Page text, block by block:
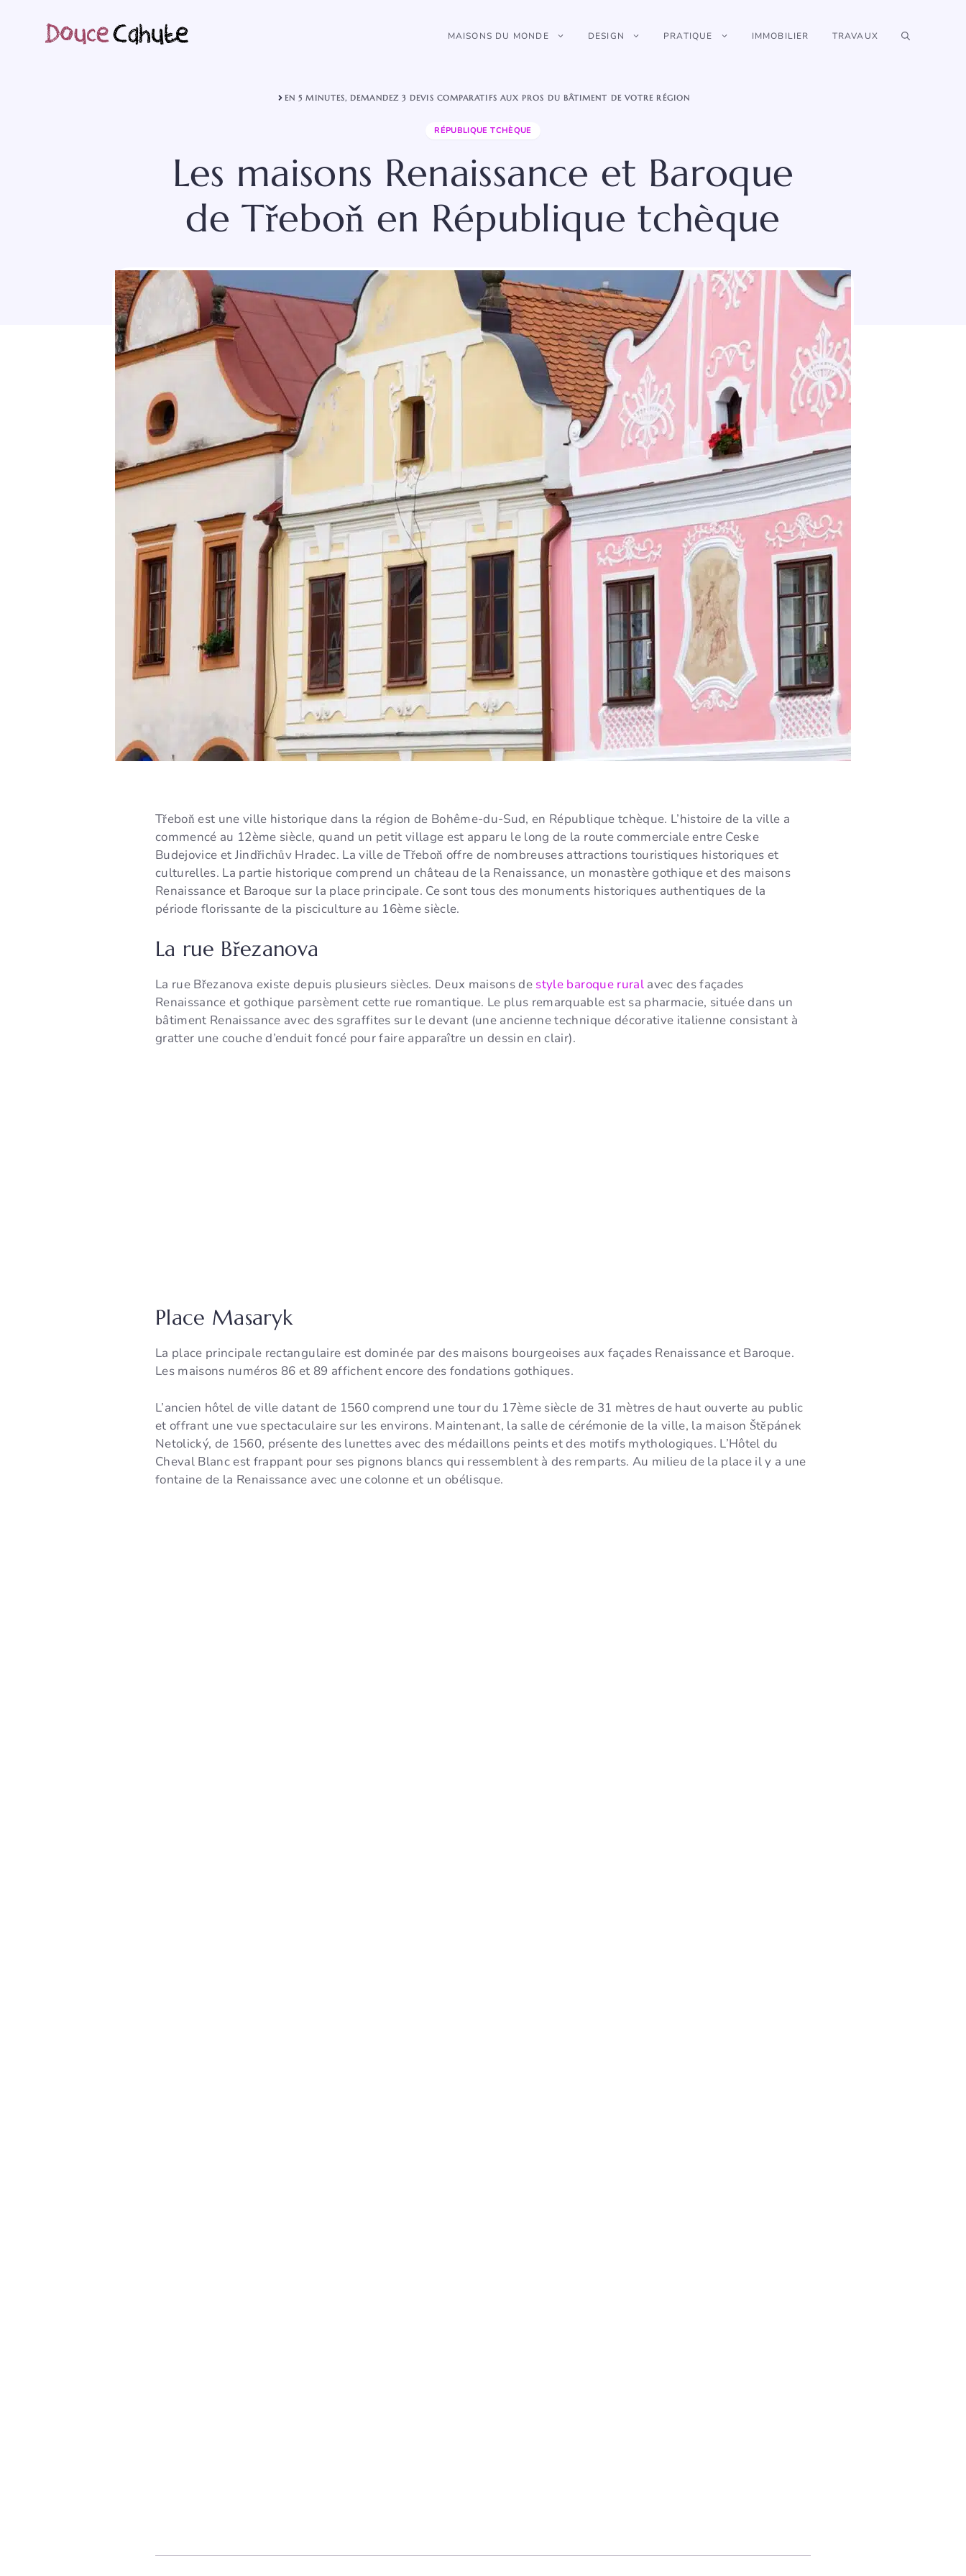
contenu
MAISONS DU MONDE DESIGN PRATIQUE IMMOBILIER TRAVAUX
EN 5 MINUTES, DEMANDEZ 3 DEVIS COMPARATIFS AUX PROS DU BÂTIMENT DE VOTRE RÉGION
RÉPUBLIQUE TCHÈQUE
Les maisons Renaissance et Baroque
de Třeboň en République tchèque
Třeboň est une ville historique dans la région de Bohême-du-Sud, en République tchèque. L’histoire de la ville a
commencé au 12ème siècle, quand un petit village est apparu le long de la route commerciale entre Ceske
Budejovice et Jindřichův Hradec. La ville de Třeboň offre de nombreuses attractions touristiques historiques et
culturelles. La partie historique comprend un château de la Renaissance, un monastère gothique et des maisons
Renaissance et Baroque sur la place principale. Ce sont tous des monuments historiques authentiques de la
période florissante de la pisciculture au 16ème siècle.
La rue Březanova
La rue Březanova existe depuis plusieurs siècles. Deux maisons de style baroque ruralavec des façades
Renaissance et gothique parsèment cette rue romantique. Le plus remarquable est sa pharmacie, située dans un
bâtiment Renaissance avec des sgraffites sur le devant (une ancienne technique décorative italienne consistant à
gratter une couche d’enduit foncé pour faire apparaître un dessin en clair).
Place Masaryk
La place principale rectangulaire est dominée par des maisons bourgeoises aux façades Renaissance et Baroque.
Les maisons numéros 86 et 89 affichent encore des fondations gothiques.
L’ancien hôtel de ville datant de 1560 comprend une tour du 17ème siècle de 31 mètres de haut ouverte au public
et offrant une vue spectaculaire sur les environs. Maintenant, la salle de cérémonie de la ville, la maison Štěpánek
Netolický, de 1560, présente des lunettes avec des médaillons peints et des motifs mythologiques. L’Hôtel du
Cheval Blanc est frappant pour ses pignons blancs qui ressemblent à des remparts. Au milieu de la place il y a une
fontaine de la Renaissance avec une colonne et un obélisque.